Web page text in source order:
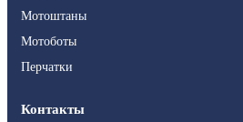
Мотоштаны
Мотоботы
Перчатки
Контакты